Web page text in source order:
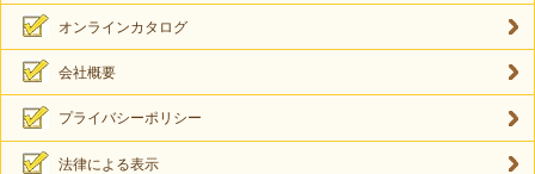
オンラインカタログ
会社概要
プライバシーポリシー
法律による表示